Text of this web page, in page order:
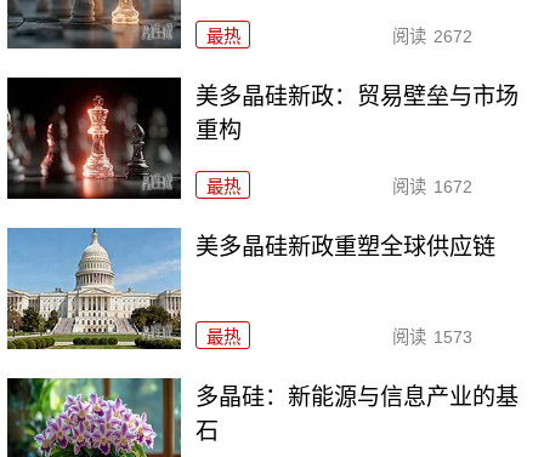
最热 阅读 2672
美多晶硅新政：贸易壁垒与市场
重构
最热 阅读 1672
美多晶硅新政重塑全球供应链
最热 阅读 1573
多晶硅：新能源与信息产业的基
石